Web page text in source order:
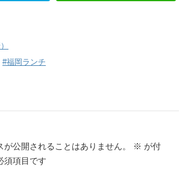
#福岡ランチ
が公開されることはありません。 ※ が付
須項目です